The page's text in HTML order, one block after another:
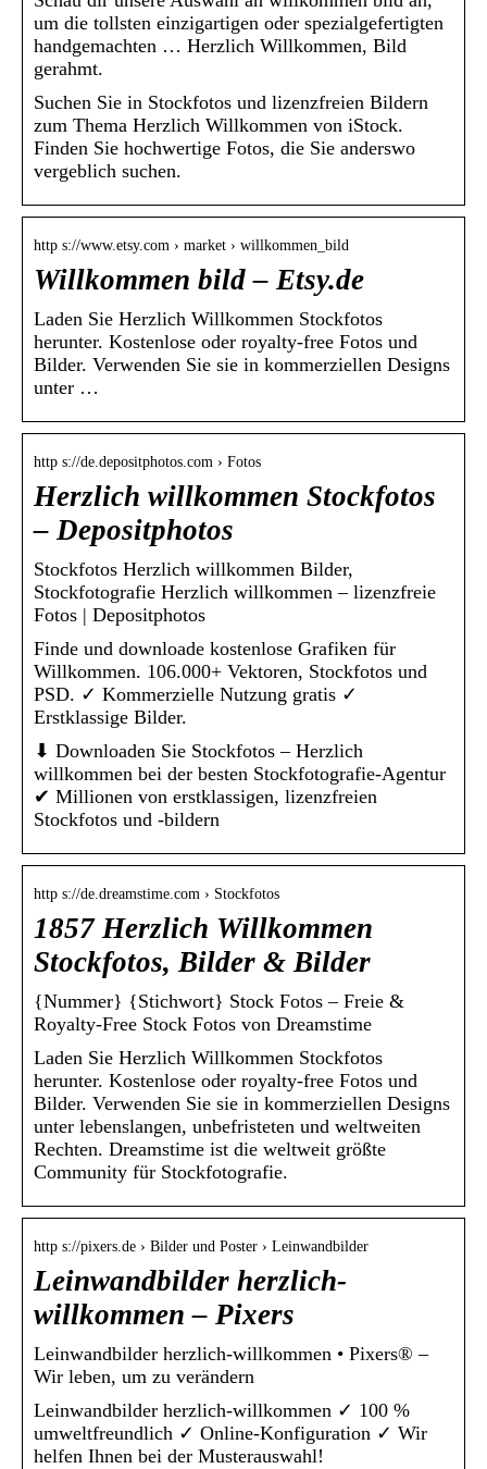
um die tollsten einzigartigen oder spezialgefertigten
handgemachten … Herzlich Willkommen, Bild
gerahmt.
Suchen Sie in Stockfotos und lizenzfreien Bildern
zum Thema Herzlich Willkommen von iStock.
Finden Sie hochwertige Fotos, die Sie anderswo
vergeblich suchen.
http s://www.etsy.com › market › willkommen_bild
Willkommen bild – Etsy.de
Laden Sie Herzlich Willkommen Stockfotos
herunter. Kostenlose oder royalty-free Fotos und
Bilder. Verwenden Sie sie in kommerziellen Designs
unter …
http s://de.depositphotos.com › Fotos
Herzlich willkommen Stockfotos
– Depositphotos
Stockfotos Herzlich willkommen Bilder,
Stockfotografie Herzlich willkommen – lizenzfreie
Fotos | Depositphotos
Finde und downloade kostenlose Grafiken für
Willkommen. 106.000+ Vektoren, Stockfotos und
PSD. ✓ Kommerzielle Nutzung gratis ✓
Erstklassige Bilder.
⬇ Downloaden Sie Stockfotos – Herzlich
willkommen bei der besten Stockfotografie-Agentur
✔ Millionen von erstklassigen, lizenzfreien
Stockfotos und -bildern
http s://de.dreamstime.com › Stockfotos
1857 Herzlich Willkommen
Stockfotos, Bilder & Bilder
{Nummer} {Stichwort} Stock Fotos – Freie &
Royalty-Free Stock Fotos von Dreamstime
Laden Sie Herzlich Willkommen Stockfotos
herunter. Kostenlose oder royalty-free Fotos und
Bilder. Verwenden Sie sie in kommerziellen Designs
unter lebenslangen, unbefristeten und weltweiten
Rechten. Dreamstime ist die weltweit größte
Community für Stockfotografie.
http s://pixers.de › Bilder und Poster › Leinwandbilder
Leinwandbilder herzlich-
willkommen – Pixers
Leinwandbilder herzlich-willkommen • Pixers® –
Wir leben, um zu verändern
Leinwandbilder herzlich-willkommen ✓ 100 %
umweltfreundlich ✓ Online-Konfiguration ✓ Wir
helfen Ihnen bei der Musterauswahl!